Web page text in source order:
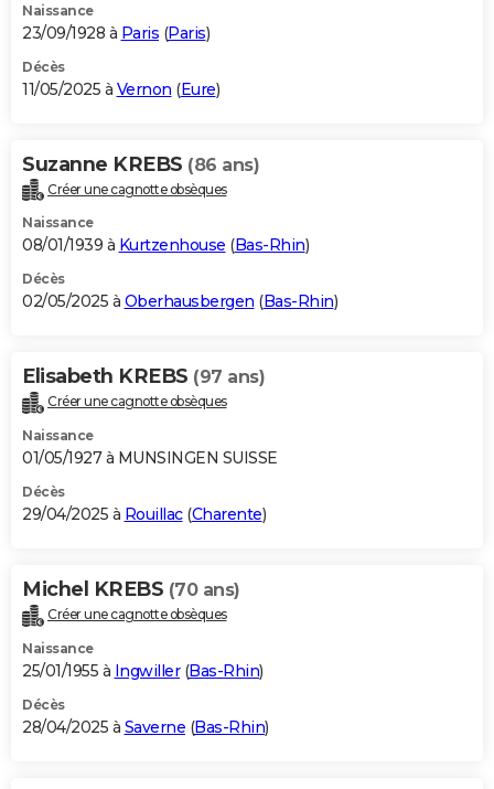
Naissance
23/09/1928 à Paris (Paris)
Décès
11/05/2025 à Vernon (Eure)
Suzanne KREBS (86 ans)
Créer une cagnotte obsèques
Naissance
08/01/1939 à Kurtzenhouse (Bas-Rhin)
Décès
02/05/2025 à Oberhausbergen (Bas-Rhin)
Elisabeth KREBS (97 ans)
Créer une cagnotte obsèques
Naissance
01/05/1927 à MUNSINGEN SUISSE
Décès
29/04/2025 à Rouillac(Charente)
Michel KREBS (70 ans)
Créer une cagnotte obsèques
Naissance
25/01/1955 à Ingwiller(Bas-Rhin)
Décès
28/04/2025 à Saverne (Bas-Rhin)